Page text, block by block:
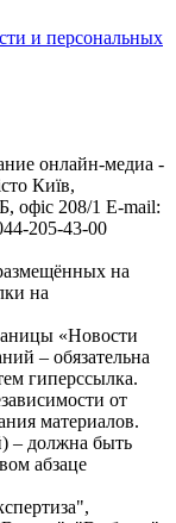
и персональных
онлайн-медиа -
Київ,
208/1 E-mail:
205-43-00
на
на
«Новости
– обязательна
гиперссылка.
от
материалов.
– должна быть
абзаце